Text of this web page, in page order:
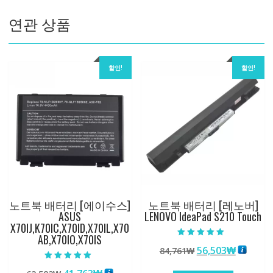
량
연관 상품
할인!
노트북 배터리 [에이수스]
ASUS
X70IJ,K70IC,X70ID,X70IL,X70
AB,X70IO,X70IS
할인!
노트북 배터리 [레노버]
LENOVO IdeaPad S210 Touch
5.00
로 평가됨
84,761₩ 원
56,503₩현